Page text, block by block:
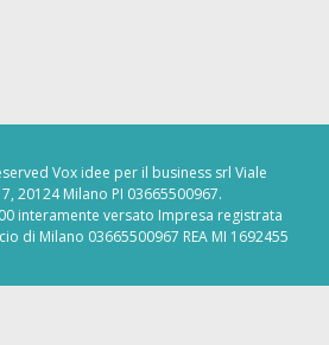
Vox idee per il business srl Viale
20124 Milano PI 03665500967.
interamente versato Impresa registrata
di Milano 03665500967 REA MI 1692455